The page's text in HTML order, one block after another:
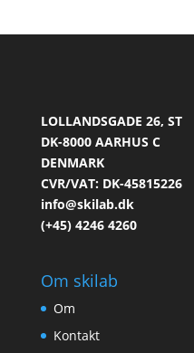
LOLLANDSGADE 26, ST
DK-8000 AARHUS C
DENMARK
CVR/VAT: DK-45815226
info@skilab.dk
(+45) 4246 4260
Om skilab
Om
Kontakt